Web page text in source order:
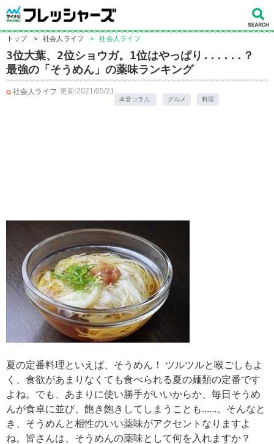
トップ > 社会人ライフ > 社会人ライフ
3位大葉、2位ショウガ。1位はやっぱり......？
最強の「そうめん」の薬味ランキング
社会人ライフ 更新:2021/05/21
本音コラム. グルメ 料理
夏の定番料理といえば、そうめん！ ツルツルと喉ごしもよ
く、食欲があまりなくても食べられる夏の麺類の定番です
よね。でも、あまりに使い勝手がいいからか、毎日そうめ
んが食卓に並び、飽き飽きしてしまうことも......。そんなと
き、そうめんと相性のいい薬味がアクセントなりますよ
ね。皆さんは、そうめんの薬味として何を入れますか？